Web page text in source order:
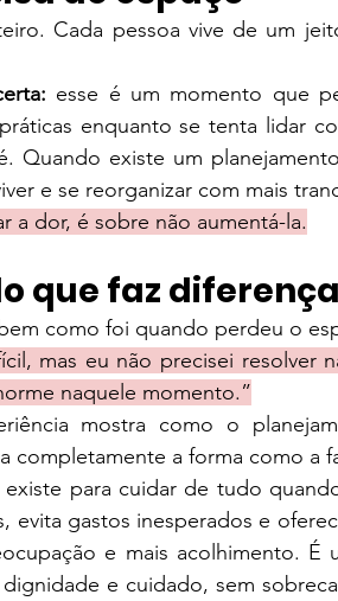
Cada pessoa vive de um
esse é um momento que
enquanto se tenta lidar
Quando existe um
e se reorganizar com mais
a dor, é sobre não aumentá-la.
que faz diferença
como foi quando perdeu o
mas eu não precisei resolver
naquele momento.”
mostra como o
completamente a forma como a
para cuidar de tudo
evita gastos inesperados e
e mais acolhimento.
e cuidado, sem